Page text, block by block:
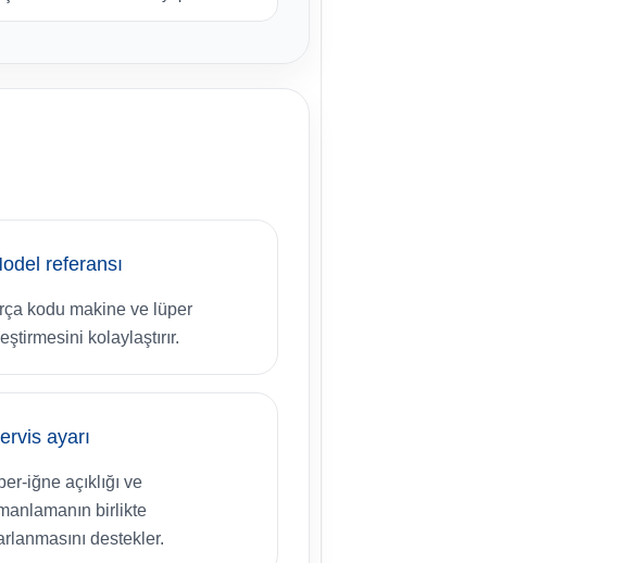
referansı
kodu makine ve lüper
kolaylaştırır.
ayarı
iğne açıklığı ve
birlikte
destekler.